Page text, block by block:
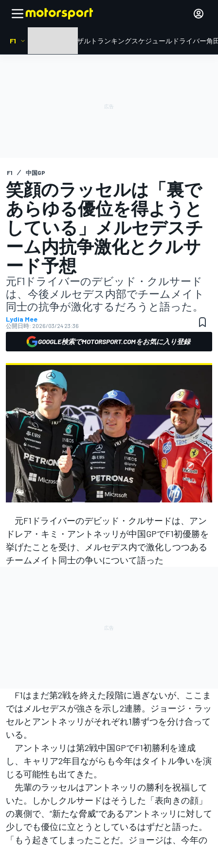
F1 リザルト ランキングスケジュール ドライバー角
F1 中国GP
笑顔のラッセルは「裏で
あらゆる優位を得ようと
している」メルセデスチ
ーム内抗争激化とクルサ
ード予想
元F1ドライバーのデビッド・クルサード
は、今後メルセデス内部でチームメイト
同士の抗争が激化するだろうと語った。
Lydia Mee
公開日時: 2026/03/24 23:36
GOOGLE検索でMOTORSPORT.COMをお気に入り登録
元F1ドライバーのデビッド・クルサードは、アン
ドレア・キミ・アントネッリが中国GPでF1初優勝を
挙げたことを受け、メルセデス内で激化しつつある
チームメイト同士の争いについて語った
F1はまだ第2戦を終えた段階に過ぎないが、ここま
ではメルセデスが強さを示し2連勝。ジョージ・ラッ
セルとアントネッリがそれぞれ1勝ずつを分け合って
いる。
アントネッリは第2戦中国GPでF1初勝利を達成
し、キャリア2年目ながらも今年はタイトル争いを演
じる可能性も出てきた。
先輩のラッセルはアントネッリの勝利を祝福して
いた。しかしクルサードはそうした「表向きの顔」
の裏側で、“新たな脅威”であるアントネッリに対して
少しでも優位に立とうとしているはずだと語った。
「もう起きてしまったことだ。ジョージは、今年の